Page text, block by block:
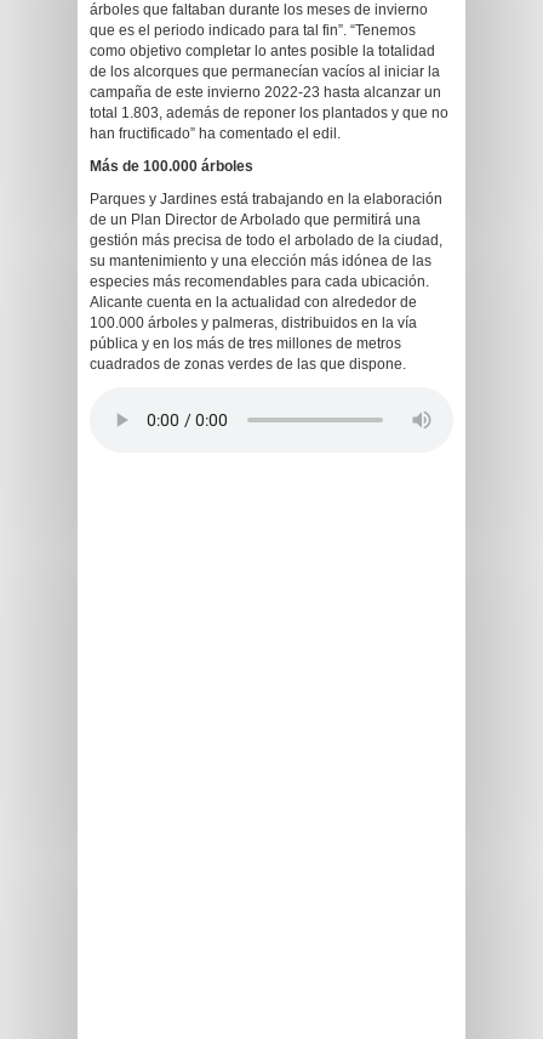
árboles que faltaban durante los meses de invierno
que es el periodo indicado para tal fin”. “Tenemos
como objetivo completar lo antes posible la totalidad
de los alcorques que permanecían vacíos al iniciar la
campaña de este invierno 2022-23 hasta alcanzar un
total 1.803, además de reponer los plantados y que no
han fructificado” ha comentado el edil.
Más de 100.000 árboles
Parques y Jardines está trabajando en la elaboración
de un Plan Director de Arbolado que permitirá una
gestión más precisa de todo el arbolado de la ciudad,
su mantenimiento y una elección más idónea de las
especies más recomendables para cada ubicación.
Alicante cuenta en la actualidad con alrededor de
100.000 árboles y palmeras, distribuidos en la vía
pública y en los más de tres millones de metros
cuadrados de zonas verdes de las que dispone.